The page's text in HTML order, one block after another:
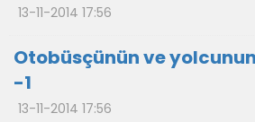
13-11-2014 17:56
Otobüsçünün ve
-1
13-11-2014 17:56